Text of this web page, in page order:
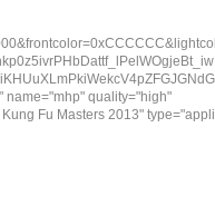
quality="high"
Fu Masters 2013"